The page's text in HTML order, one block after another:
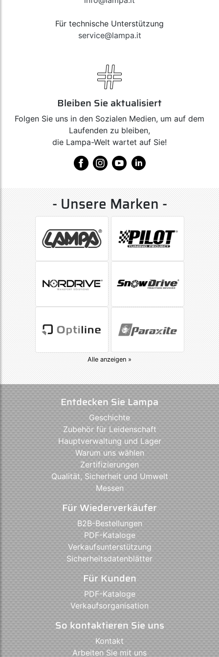
Für technische Unterstützung
service@lampa.it
Bleiben Sie aktualisiert
Folgen Sie uns in den Sozialen Medien, um auf dem
Laufenden zu bleiben,
die Lampa-Welt wartet auf Sie!
- Unsere Marken -
Alle anzeigen »
Entdecken Sie Lampa
Geschichte
Zubehör für Leidenschaft
Hauptverwaltung und Lager
Warum uns wählen
Zertifizierungen
Qualität, Sicherheit und Umwelt
Messen
Für Wiederverkäufer
B2B-Bestellungen
PDF-Kataloge
Verkaufsunterstützung
Sicherheitsdatenblätter
Für Kunden
PDF-Kataloge
Verkaufsorganisation
So kontaktieren Sie uns
Kontakt
Arbeiten Sie mit uns